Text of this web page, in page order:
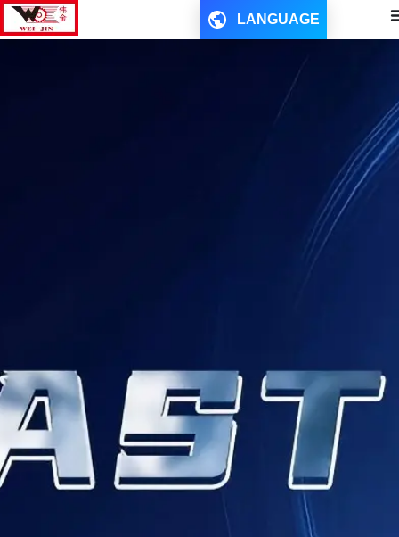
LANGUAGE